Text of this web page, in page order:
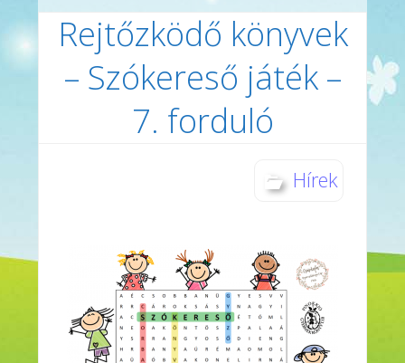
Rejtőzködő könyvek
– Szókereső játék –
7. forduló
Hírek